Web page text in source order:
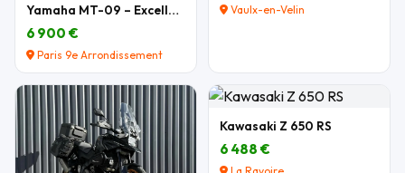
Yamaha MT-09 – Excellent état – Nombreux équipemen
6 900 €
Paris 9e Arrondissement
Vaulx-en-Velin
Kawasaki Z 650 RS
6 488 €